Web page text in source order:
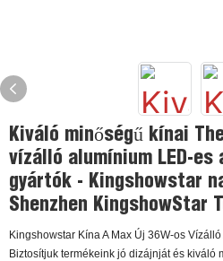
Kiváló minőségű kínai
vízálló alumínium LED-
gyártók - Kingshowstar
Shenzhen KingshowStar
Kingshowstar Kína A Max Új 36W-os
Biztosítjuk termékeink jó dizájnját és kiváló